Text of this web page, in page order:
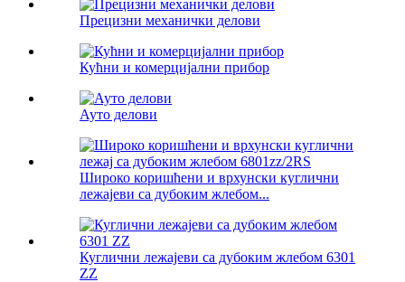
Прецизни механички делови
Кућни и комерцијални прибор
Ауто делови
Широко коришћени и врхунски куглични
лежајеви са дубоким жлебом...
Куглични лежајеви са дубоким жлебом 6301
ZZ